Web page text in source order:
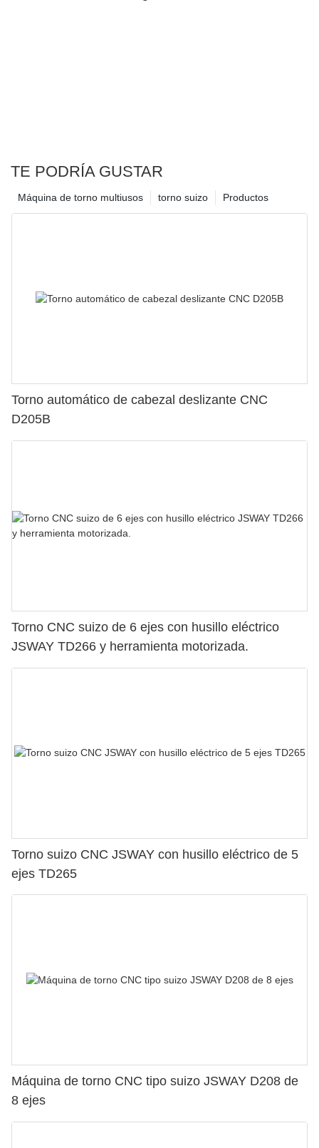
TE PODRÍA GUSTAR
Productos
torno suizo
Máquina de torno multiusos
Torno automático de cabezal deslizante CNC
D205B
Torno CNC suizo de 6 ejes con husillo eléctrico
JSWAY TD266 y herramienta motorizada.
Torno suizo CNC JSWAY con husillo eléctrico de 5
ejes TD265
Máquina de torno CNC tipo suizo JSWAY D208 de
8 ejes